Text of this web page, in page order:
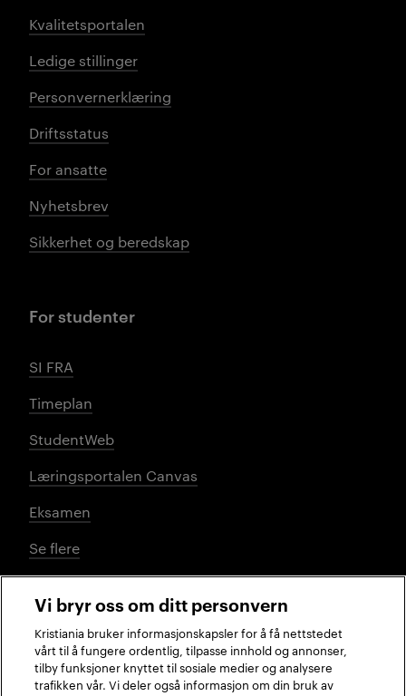
Kvalitetsportalen
Ledige stillinger
Personvernerklæring
Driftsstatus
For ansatte
Nyhetsbrev
Sikkerhet og beredskap
For studenter
SI FRA
Timeplan
StudentWeb
Læringsportalen Canvas
Eksamen
Se flere
Sosiale medier
Vi bryr oss om ditt personvern
Kristiania bruker informasjonskapsler for å få nettstedet
vårt til å fungere ordentlig, tilpasse innhold og annonser,
tilby funksjoner knyttet til sosiale medier og analysere
trafikken vår. Vi deler også informasjon om din bruk av